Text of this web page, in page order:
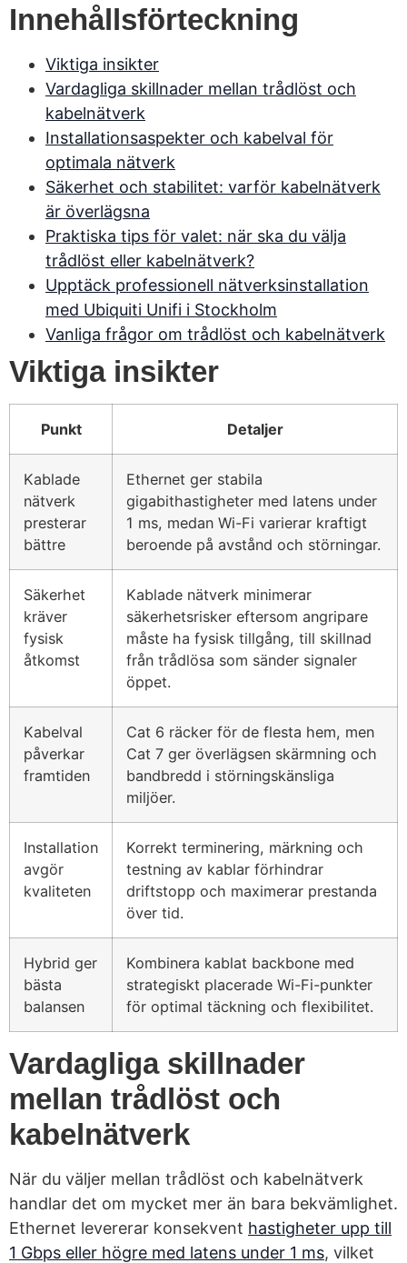
Innehållsförteckning
Viktiga insikter
Vardagliga skillnader mellan trådlöst och
kabelnätverk
Installationsaspekter och kabelval för
optimala nätverk
Säkerhet och stabilitet: varför kabelnätverk
är överlägsna
Praktiska tips för valet: när ska du välja
trådlöst eller kabelnätverk?
Upptäck professionell nätverksinstallation
med Ubiquiti Unifi i Stockholm
Vanliga frågor om trådlöst och kabelnätverk
Viktiga insikter
Punkt Detaljer
Kablade
nätverk
presterar
bättre
Ethernet ger stabila
gigabithastigheter med latens under
1 ms, medan Wi-Fi varierar kraftigt
beroende på avstånd och störningar.
Säkerhet
kräver
fysisk
åtkomst
Kablade nätverk minimerar
säkerhetsrisker eftersom angripare
måste ha fysisk tillgång, till skillnad
från trådlösa som sänder signaler
öppet.
Kabelval
påverkar
framtiden
Cat 6 räcker för de flesta hem, men
Cat 7 ger överlägsen skärmning och
bandbredd i störningskänsliga
miljöer.
Installation
avgör
kvaliteten
Korrekt terminering, märkning och
testning av kablar förhindrar
driftstopp och maximerar prestanda
över tid.
Hybrid ger
bästa
balansen
Kombinera kablat backbone med
strategiskt placerade Wi-Fi-punkter
för optimal täckning och flexibilitet.
Vardagliga skillnader
mellan trådlöst och
kabelnätverk
När du väljer mellan trådlöst och kabelnätverk
handlar det om mycket mer än bara bekvämlighet.
Ethernet levererar konsekvent hastigheter upp till
1 Gbps eller högre med latens under 1 ms, vilket